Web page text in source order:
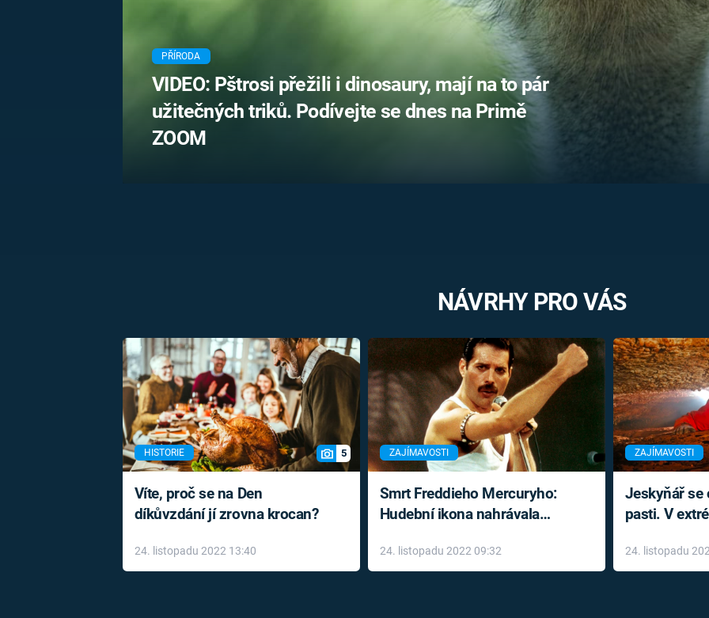
ČESKÝCH DĚJIN
ALTERNATIVNÍ
OPTICKÉ
KLAMY
PŘÍRODA
VIDEO: Pštrosi přežili i dinosaury, mají na to pár
užitečných triků. Podívejte se dnes na Primě
ZOOM
NÁVRHY PRO VÁS
HISTORIE 5
Víte, proč se na Den
díkůvzdání jí zrovna krocan?
24. listopadu 2022 13:40
ZAJÍMAVOSTI
Smrt Freddieho Mercuryho:
Hudební ikona nahrávala
léky
24. listopadu 2022 09:32
ZAJÍMAVOSTI
Jeskyňář se
pasti. V
24. listopadu